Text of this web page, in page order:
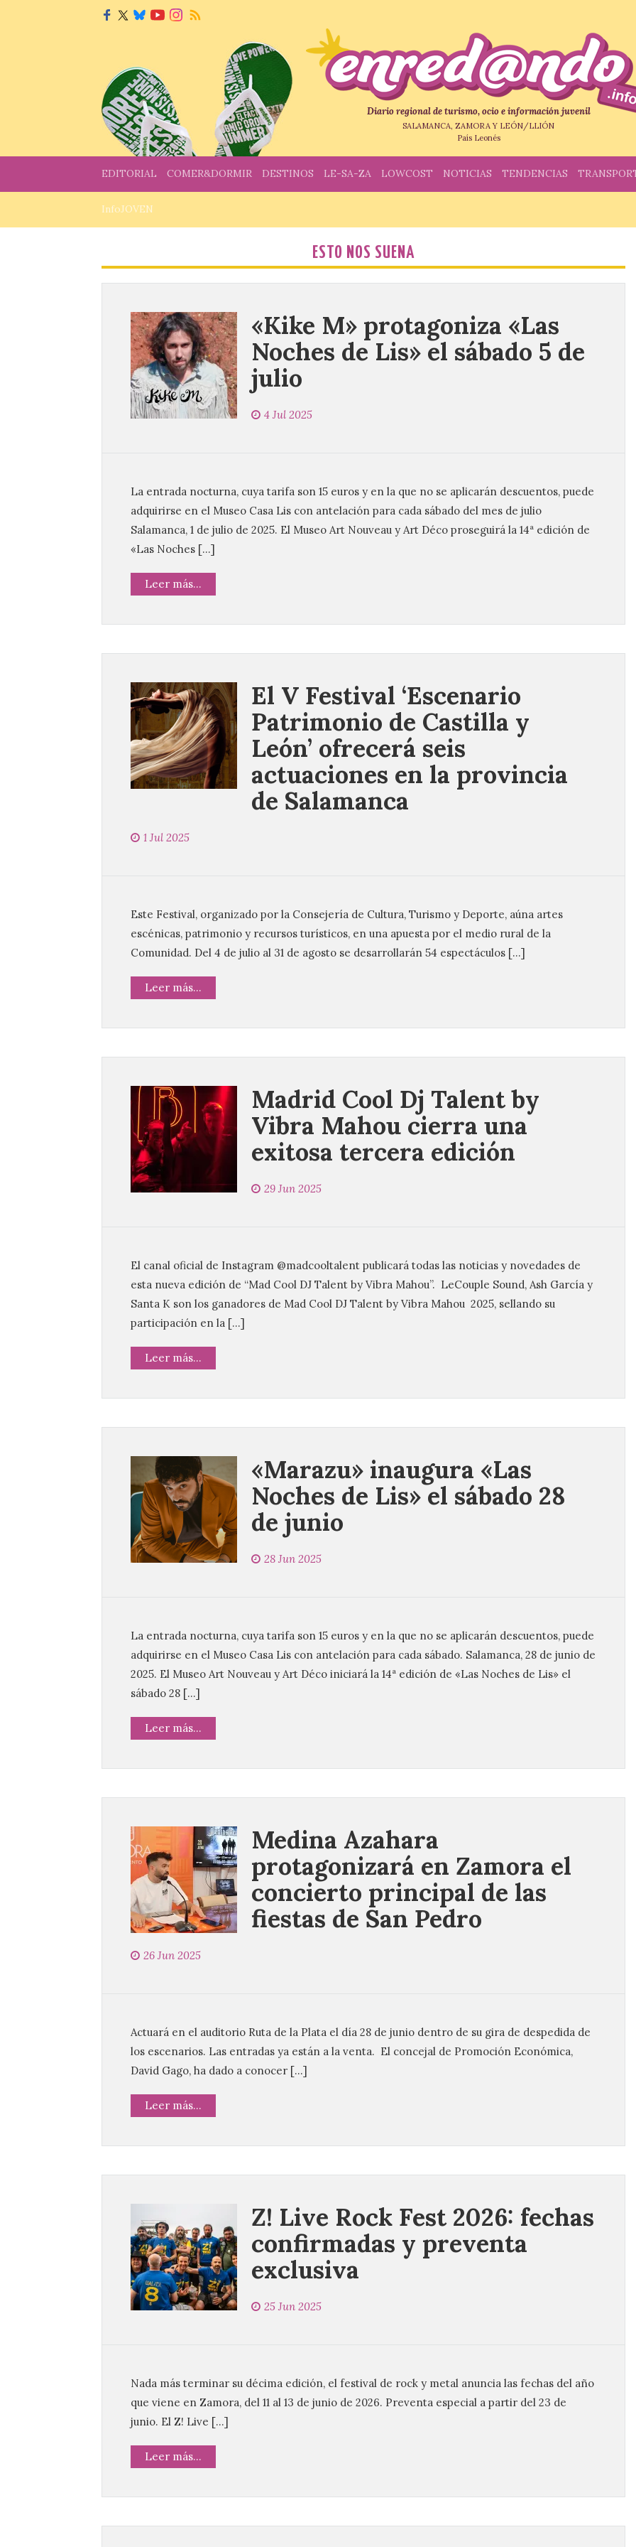
Diario regional de turismo, ocio e información juvenil
SALAMANCA, ZAMORA Y LEÓN/LLIÓN
País Leonés
EDITORIAL COMER&DORMIR DESTINOS LE-SA-ZA LOWCOST NOTICIAS TENDENCIAS
InfoJOVEN
ESTO NOS SUENA
«Kike M» protagoniza «Las
Noches de Lis» el sábado 5 de
julio
4 Jul 2025
La entrada nocturna, cuya tarifa son 15 euros y en la que no se aplicarán descuentos, puede
adquirirse en el Museo Casa Lis con antelación para cada sábado del mes de julio
Salamanca, 1 de julio de 2025. El Museo Art Nouveau y Art Déco proseguirá la 14ª edición de
«Las Noches […]
Leer más...
El V Festival ‘Escenario
Patrimonio de Castilla y
León’ ofrecerá seis
actuaciones en la provincia
de Salamanca
1 Jul 2025
Este Festival, organizado por la Consejería de Cultura, Turismo y Deporte, aúna artes
escénicas, patrimonio y recursos turísticos, en una apuesta por el medio rural de la
Comunidad. Del 4 de julio al 31 de agosto se desarrollarán 54 espectáculos […]
Leer más...
Madrid Cool Dj Talent by
Vibra Mahou cierra una
exitosa tercera edición
29 Jun 2025
El canal oficial de Instagram @madcooltalent publicará todas las noticias y novedades de
esta nueva edición de “Mad Cool DJ Talent by Vibra Mahou”. LeCouple Sound, Ash García y
Santa K son los ganadores de Mad Cool DJ Talent by Vibra Mahou 2025, sellando su
participación en la […]
Leer más...
«Marazu» inaugura «Las
Noches de Lis» el sábado 28
de junio
28 Jun 2025
La entrada nocturna, cuya tarifa son 15 euros y en la que no se aplicarán descuentos, puede
adquirirse en el Museo Casa Lis con antelación para cada sábado. Salamanca, 28 de junio de
2025. El Museo Art Nouveau y Art Déco iniciará la 14ª edición de «Las Noches de Lis» el
sábado 28 […]
Leer más...
Medina Azahara
protagonizará en Zamora el
concierto principal de las
fiestas de San Pedro
26 Jun 2025
Actuará en el auditorio Ruta de la Plata el día 28 de junio dentro de su gira de despedida de
los escenarios. Las entradas ya están a la venta. El concejal de Promoción Económica,
David Gago, ha dado a conocer […]
Leer más...
Z! Live Rock Fest 2026: fechas
confirmadas y preventa
exclusiva
25 Jun 2025
Nada más terminar su décima edición, el festival de rock y metal anuncia las fechas del año
que viene en Zamora, del 11 al 13 de junio de 2026. Preventa especial a partir del 23 de
junio. El Z! Live […]
Leer más...